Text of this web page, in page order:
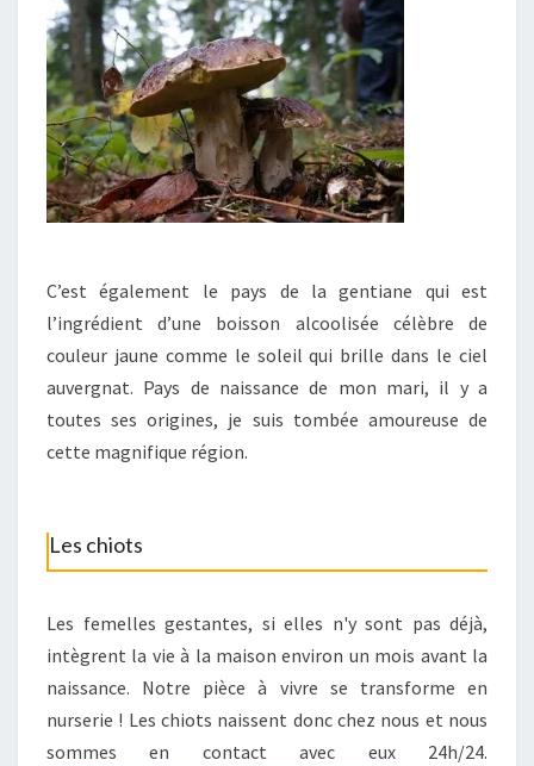
C’est également le pays de la gentiane qui est
l’ingrédient d’une boisson alcoolisée célèbre de
couleur jaune comme le soleil qui brille dans le ciel
auvergnat. Pays de naissance de mon mari, il y a
toutes ses origines, je suis tombée amoureuse de
cette magnifique région.
Les chiots
Les femelles gestantes, si elles n'y sont pas déjà,
intègrent la vie à la maison environ un mois avant la
naissance. Notre pièce à vivre se transforme en
nurserie ! Les chiots naissent donc chez nous et nous
sommes en contact avec eux 24h/24.